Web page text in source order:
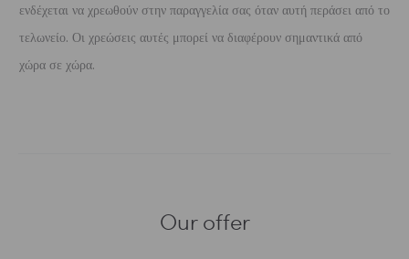
ενδέχεται να χρεωθούν στην παραγγελία σας όταν αυτή περάσει από το
τελωνείο. Οι χρεώσεις αυτές μπορεί να διαφέρουν σημαντικά από
χώρα σε χώρα.
Our offer